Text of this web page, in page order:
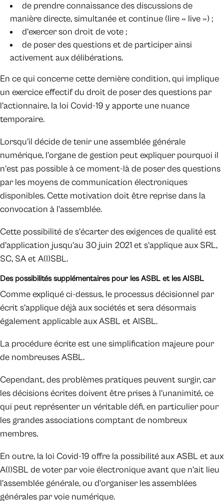
de prendre connaissance des discussions de
manière directe, simultanée et continue (lire « live ») ;
d’exercer son droit de vote ;
de poser des questions et de participer ainsi
activement aux délibérations.
En ce qui concerne cette dernière condition, qui implique
un exercice effectif du droit de poser des questions par
l’actionnaire, la loi Covid-19 y apporte une nuance
temporaire.
Lorsqu’il décide de tenir une assemblée générale
numérique, l’organe de gestion peut expliquer pourquoi il
n’est pas possible à ce moment-là de poser des questions
par les moyens de communication électroniques
disponibles. Cette motivation doit être reprise dans la
convocation à l’assemblée.
Cette possibilité de s’écarter des exigences de qualité est
d’application jusqu’au 30 juin 2021 et s’applique aux SRL,
SC, SA et A(I)SBL.
Des possibilités supplémentaires pour les ASBL et les AISBL
Comme expliqué ci-dessus, le processus décisionnel par
écrit s’applique déjà aux sociétés et sera désormais
également applicable aux ASBL et AISBL.
La procédure écrite est une simplification majeure pour
de nombreuses ASBL.
Cependant, des problèmes pratiques peuvent surgir, car
les décisions écrites doivent être prises à l’unanimité, ce
qui peut représenter un véritable défi, en particulier pour
les grandes associations comptant de nombreux
membres.
En outre, la loi Covid-19 offre la possibilité aux ASBL et aux
A(I)SBL de voter par voie électronique avant que n’ait lieu
l’assemblée générale, ou d’organiser les assemblées
générales par voie numérique.